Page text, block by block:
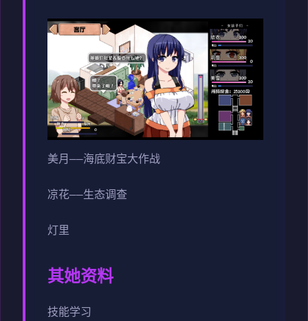
美月——海底财宝大作战
凉花——生态调查
灯里
其她资料
技能学习